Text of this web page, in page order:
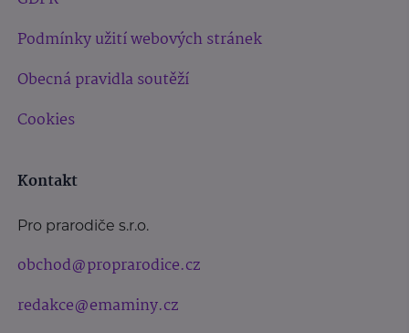
Podmínky užití webových stránek
Obecná pravidla soutěží
Cookies
Kontakt
Pro prarodiče s.r.o.
obchod@proprarodice.cz
redakce@emaminy.cz